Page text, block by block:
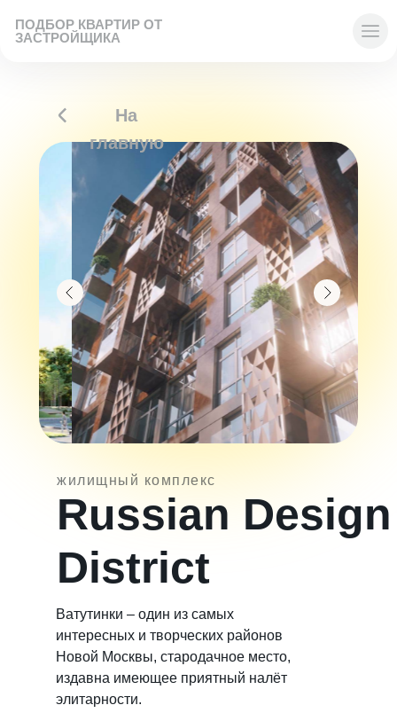
ПОДБОР КВАРТИР ОТ
ЗАСТРОЙЩИКА
На
главную
Ватутинки – один из самых
интересных и творческих районов
Новой Москвы, стародачное место,
издавна имеющее приятный налёт
элитарности.
жилищный комплекс
Russian Design
District